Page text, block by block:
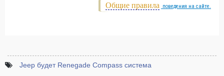
Общие правила поведения на сайте.
Jeep будет Renegade Compass система